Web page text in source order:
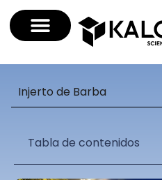
Injerto de Barba
Tabla de contenidos